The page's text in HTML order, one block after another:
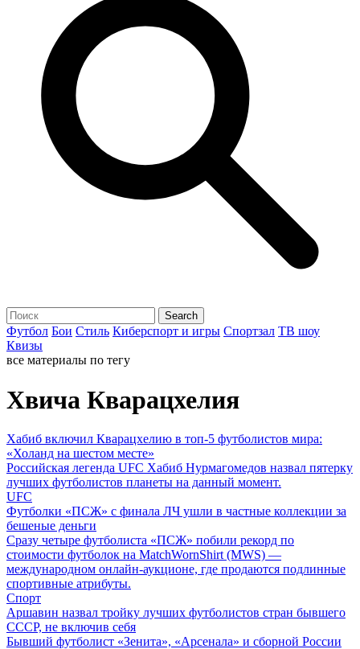
Футбол Бои Стиль Киберспорт и игры Спортзал ТВ шоу
Квизы
все материалы по тегу
Хвича Кварацхелия
Хабиб включил Кварацхелию в топ-5 футболистов мира:
«Холанд на шестом месте»
Российская легенда UFC Хабиб Нурмагомедов назвал пятерку
лучших футболистов планеты на данный момент.
UFC
Футболки «ПСЖ» с финала ЛЧ ушли в частные коллекции за
бешеные деньги
Сразу четыре футболиста «ПСЖ» побили рекорд по
стоимости футболок на MatchWornShirt (MWS) —
международном онлайн-аукционе, где продаются подлинные
спортивные атрибуты.
Спорт
Аршавин назвал тройку лучших футболистов стран бывшего
СССР, не включив себя
Бывший футболист «Зенита», «Арсенала» и сборной России